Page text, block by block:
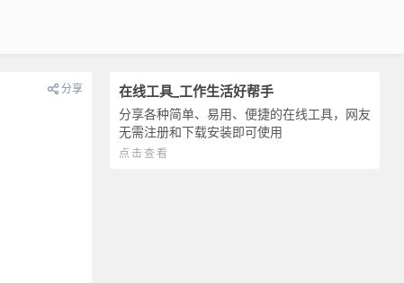
在线工具_工作生活好帮手
分享各种简单、易用、便捷的在线工具，网友
无需注册和下载安装即可使用
点击查看
分享